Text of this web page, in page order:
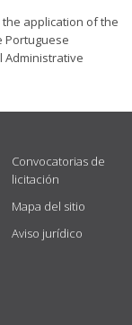
the application of the
Portuguese
Administrative
Convocatorias de
licitación
Mapa del sitio
Aviso jurídico